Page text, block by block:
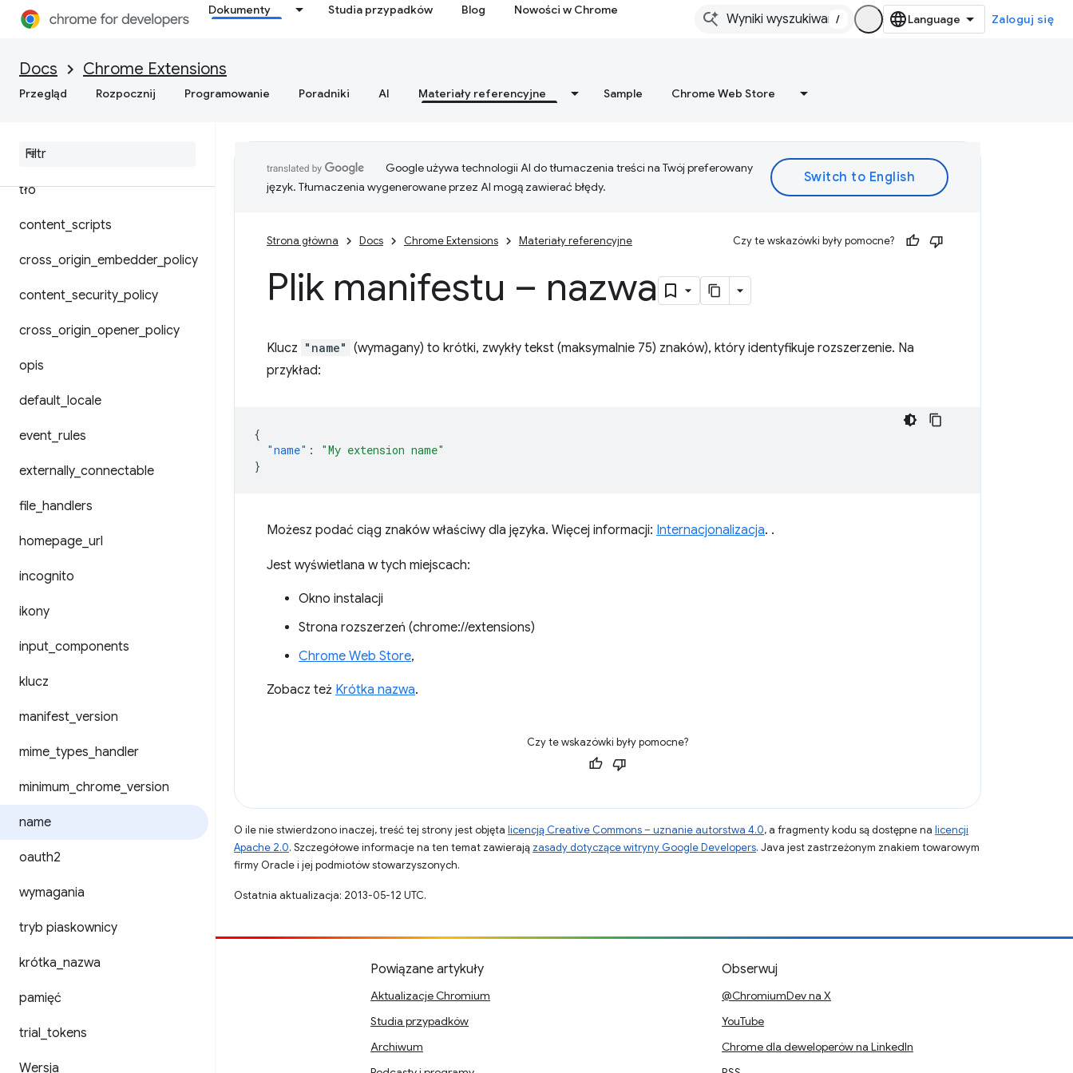
Dokumenty Studia przypadków Blog Nowości w Chrome
/ Zaloguj się
Docs Chrome Extensions
Przegląd Rozpocznij Programowanie Poradniki AI Materiały referencyjne Sample Chrome Web Store
Moduły udostępnione
tło
content scripts
cross origin embedder_ policy
content security_ policy
cross origin opener_ policy
opis
default locale
event rules
externally_ connectable
file handlers
homepage url
incognito
ikony
input components
klucz
manifest version
mime types handler
minimum chrome version
name
oauth2
wymagania
tryb piaskownicy
krótka nazwa
pamięć
trial tokens
Wersja
Google używa technologii AI do tłumaczenia treści na Twój preferowany
język. Tłumaczenia wygenerowane przez AI mogą zawierać błędy.
Strona główna Docs Chrome Extensions Materiały referencyjne Czy te wskazówki były pomocne?
Plik manifestu – nazwa
Klucz "name" (wymagany) to krótki, zwykły tekst (maksymalnie 75) znaków), który identyfikuje rozszerzenie. Na
przykład:
{
"name" :
"My extension name"
}
Możesz podać ciąg znaków właściwy dla języka. Więcej informacji: Internacjonalizacja. .
Jest wyświetlana w tych miejscach:
Okno instalacji
Strona rozszerzeń (chrome://extensions)
Chrome Web Store,
Zobacz też Krótka nazwa.
Czy te wskazówki były pomocne?
O ile nie stwierdzono inaczej, treść tej strony jest objęta licencją Creative Commons – uznanie autorstwa 4.0, a fragmenty kodu są dostępne na licencji
Apache 2.0. Szczegółowe informacje na ten temat zawierają zasady dotyczące witryny Google Developers. Java jest zastrzeżonym znakiem towarowym
firmy Oracle i jej podmiotów stowarzyszonych.
Ostatnia aktualizacja: 2013-05-12 UTC.
Opublikuj coś
Zgłoś błąd
Powiązane artykuły
Aktualizacje Chromium
Studia przypadków
Archiwum
Obserwuj
@ChromiumDev na X
YouTube
Chrome dla deweloperów na LinkedIn